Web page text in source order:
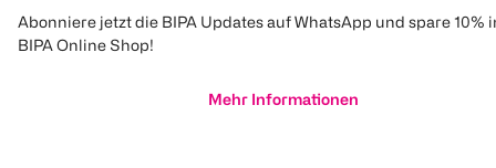
Abonniere jetzt die BIPA Updates auf WhatsApp und spare 10%
BIPA Online Shop!
Mehr Informationen